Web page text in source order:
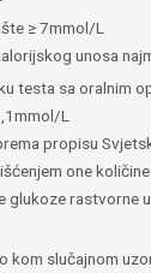
≥ 7mmol/L
unosa
testa sa oralnim
L
propisu
one
glukoze rastvorne
kom slučajnom